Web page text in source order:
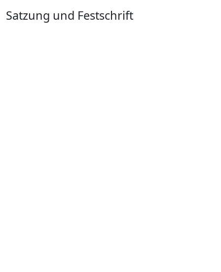
Satzung und Festschrift